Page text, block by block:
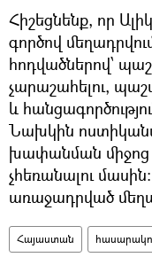
Հիշեցնենք, որ
գործով
հոդվածներով՝
չարաշահելու,
և
Նախկին
խափանման միջոց
չհեռանալու
առաջադրված
Հայաստան